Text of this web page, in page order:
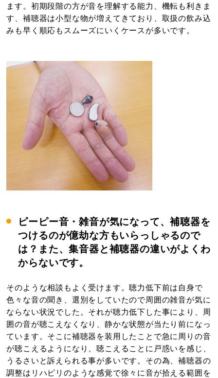
ます。初期段階の方が音を理解する能力、機転も利きま
す、補聴器は小型な物が増えてきており、取扱の飲み込
みも早く順応もスムーズにいくケースが多いです。
ピーピー音・雑音が気になって、補聴器を
つけるのが億劫な方もいらっしゃるので
は？また、集音器と補聴器の違いがよくわ
からないです。
そのような相談もよく受けます。聴力低下前は自身で
色々な音の聞き、選別をしていたので周囲の雑音が気に
ならない状況でした。それが聴力低下した事により、周
囲の音が聴こえなくなり、静かな状態が当たり前になっ
ています。そこに補聴器を装用したことで急に周りの音
が聴こえるようになり、聴こえることに戸惑いを感じ、
うるさいと訴えられる事が多いです。その為、補聴器の
調整はリハビリのような感覚で徐々に音が拾える範囲を